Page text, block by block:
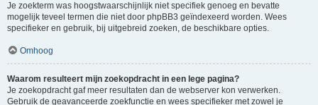
Je zoekterm was hoogstwaarschijnlijk niet specifiek genoeg en bevatte
mogelijk teveel termen die niet door phpBB3 geïndexeerd worden. Wees
specifieker en gebruik, bij uitgebreid zoeken, de beschikbare opties.
Omhoog
Waarom resulteert mijn zoekopdracht in een lege pagina?
Je zoekopdracht gaf meer resultaten dan de webserver kon verwerken.
Gebruik de geavanceerde zoekfunctie en wees specifieker met zowel je